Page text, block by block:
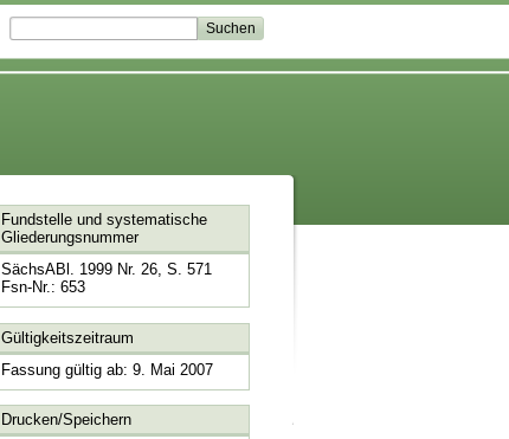
Fundstelle und systematische
Gliederungsnummer
SächsABl. 1999 Nr. 26, S. 571
Fsn-Nr.: 653
Gültigkeitszeitraum
Fassung gültig ab: 9. Mai 2007
Drucken/Speichern